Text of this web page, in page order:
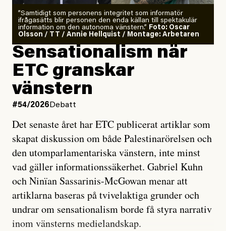
”Samtidigt som personens integritet som informatör
ifrågasätts blir personen den enda källan till spektakulär
information om den autonoma vänstern.” Foto: Oscar
Olsson / TT / Annie Hellquist / Montage: Arbetaren
Sensationalism när
ETC granskar
vänstern
#54/2026 Debatt
Det senaste året har ETC publicerat artiklar som
skapat diskussion om både Palestinarörelsen och
den utomparlamentariska vänstern, inte minst
vad gäller informationssäkerhet. Gabriel Kuhn
och Ninïan Sassarinis-McGowan menar att
artiklarna baseras på tvivelaktiga grunder och
undrar om sensationalism borde få styra narrativ
inom vänsterns medielandskap.